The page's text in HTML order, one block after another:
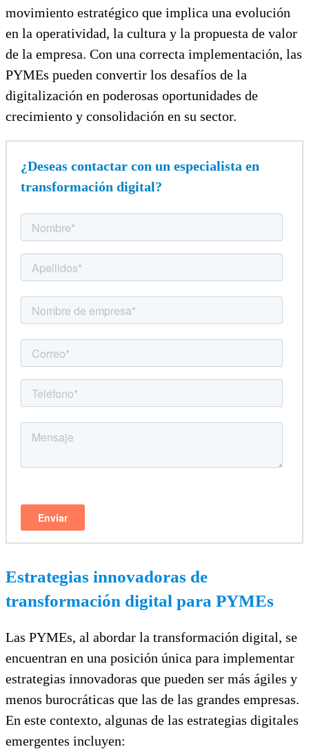
movimiento estratégico que implica una evolución
en la operatividad, la cultura y la propuesta de valor
de la empresa. Con una correcta implementación, las
PYMEs pueden convertir los desafíos de la
digitalización en poderosas oportunidades de
crecimiento y consolidación en su sector.
¿Deseas contactar con un especialista en
transformación digital?
Estrategias innovadoras de
transformación digital para PYMEs
Las PYMEs, al abordar la transformación digital, se
encuentran en una posición única para implementar
estrategias innovadoras que pueden ser más ágiles y
menos burocráticas que las de las grandes empresas.
En este contexto, algunas de las estrategias digitales
emergentes incluyen: